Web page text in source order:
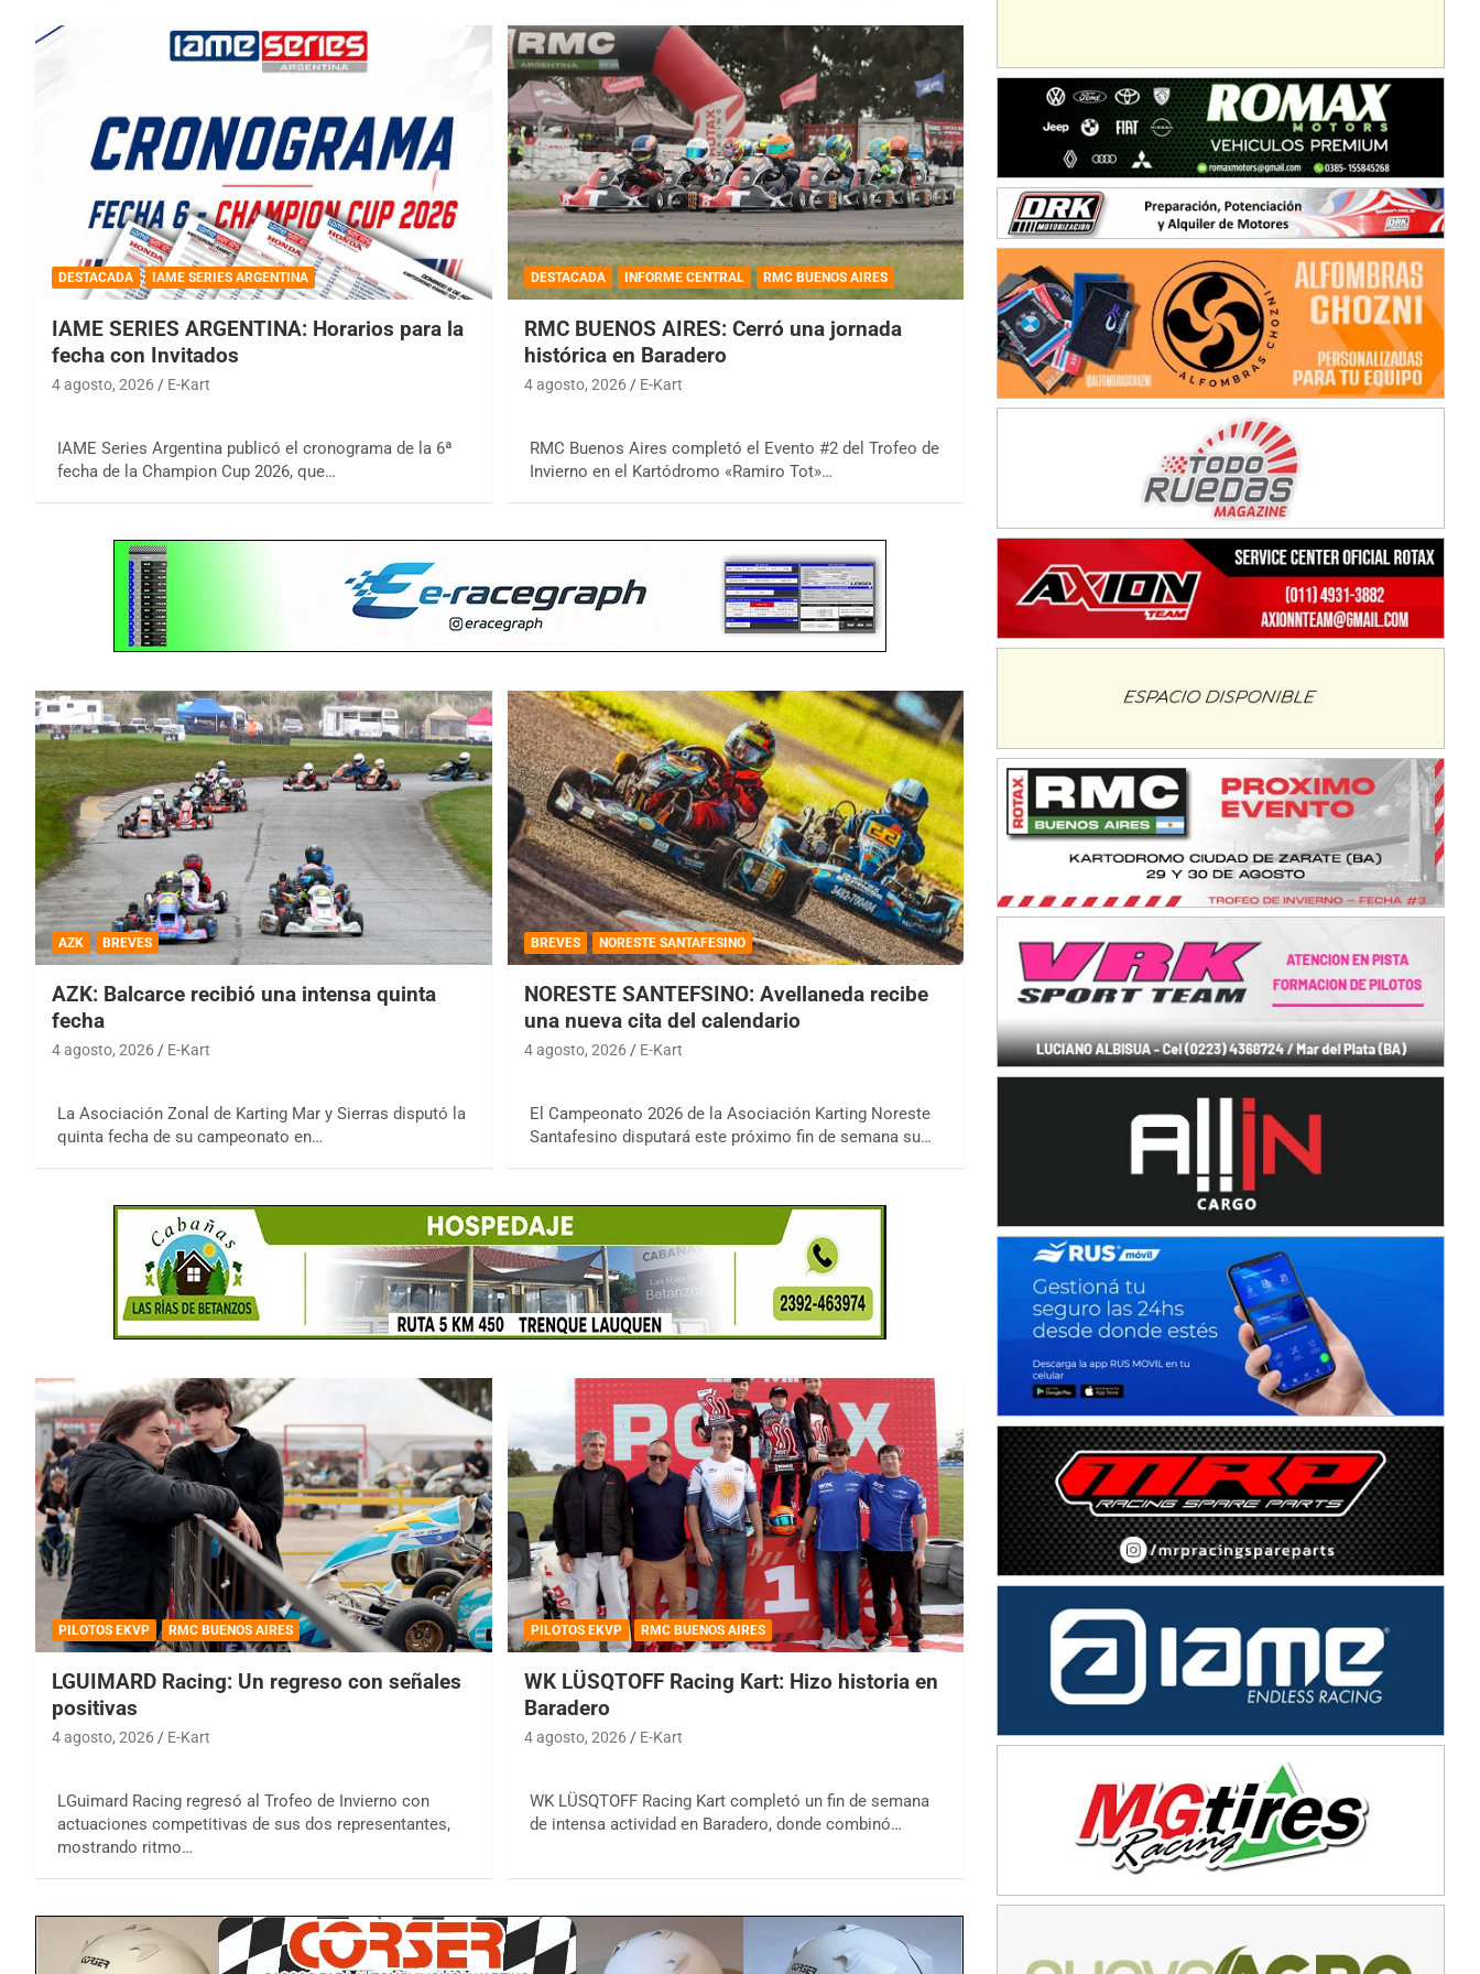
DESTACADA IAME SERIES ARGENTINA
IAME SERIES ARGENTINA: Horarios para la
fecha con Invitados
4 agosto, 2026 E-Kart
IAME Series Argentina publicó el cronograma de la 6ª
fecha de la Champion Cup 2026, que…
DESTACADA INFORME CENTRAL RMC BUENOS AIRES
RMC BUENOS AIRES: Cerró una jornada
histórica en Baradero
4 agosto, 2026 E-Kart
RMC Buenos Aires completó el Evento #2 del Trofeo de
Invierno en el Kartódromo «Ramiro Tot»…
AZK BREVES
AZK: Balcarce recibió una intensa quinta
fecha
4 agosto, 2026 E-Kart
La Asociación Zonal de Karting Mar y Sierras disputó la
quinta fecha de su campeonato en…
BREVES NORESTE SANTAFESINO
NORESTE SANTEFSINO: Avellaneda recibe
una nueva cita del calendario
4 agosto, 2026 E-Kart
El Campeonato 2026 de la Asociación Karting Noreste
Santafesino disputará este próximo fin de semana su…
PILOTOS EKVP RMC BUENOS AIRES
LGUIMARD Racing: Un regreso con señales
positivas
4 agosto, 2026 E-Kart
LGuimard Racing regresó al Trofeo de Invierno con
actuaciones competitivas de sus dos representantes,
mostrando ritmo…
PILOTOS EKVP RMC BUENOS AIRES
WK LÜSQTOFF Racing Kart: Hizo historia en
Baradero
4 agosto, 2026 E-Kart
WK LÜSQTOFF Racing Kart completó un fin de semana
de intensa actividad en Baradero, donde combinó…
Trenque Lauquen (Buenos Aires)
ENTRERRIANO - F6 (POSTERGADA)
Parque de la Velocidad (Asfalto)
Villaguay (Entre Ríos)
VICTORIENSE - F7
El Cerro (Tierra)
Victoria (Entre Ríos)
PATAGONICO - F6
Moto Club Reginense (Tierra)
Gral. E. Godoy (Río Negro)
CSK - F7
Juventud Unida (Tierra)
NORESTE SANTAFESINO - F6
Ciudad de Avellaneda (Asfalto)
José Samuel Sánchez (Tierra)
Rufino (Santa Fe)
TUCUMANO - F5
Juan Navarro (Asfalto)